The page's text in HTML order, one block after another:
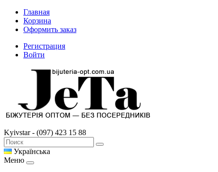
Главная
Корзина
Оформить заказ
Регистрация
Войти
Kyivstar - (097) 423 15 88
Українська
Меню